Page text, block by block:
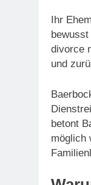
Ihr
divorce
und
betont
möglich